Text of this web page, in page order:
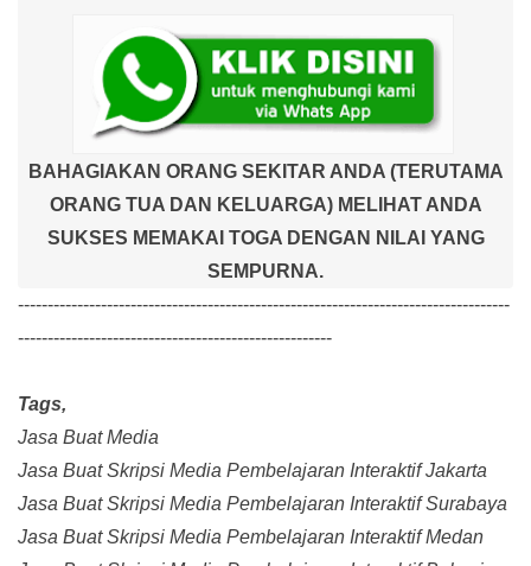
BAHAGIAKAN ORANG SEKITAR ANDA (TERUTAMA
ORANG TUA DAN KELUARGA) MELIHAT ANDA
SUKSES MEMAKAI TOGA DENGAN NILAI YANG
SEMPURNA.
-----------------------------------------------------------------------------------
-----------------------------------------------------
Tags,
Jasa Buat Media
Jasa Buat Skripsi Media Pembelajaran Interaktif Jakarta
Jasa Buat Skripsi Media Pembelajaran Interaktif Surabaya
Jasa Buat Skripsi Media Pembelajaran Interaktif Medan